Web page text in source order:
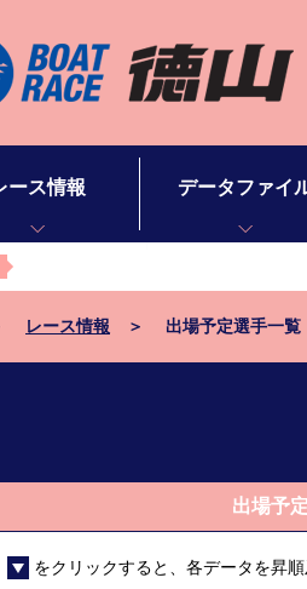
ース情報
インデックス
選手一覧
ー抽選結果・前検タイムランキング
ース別選手成績
データファイ
ボートデータ
山口支部選手一覧
山口支部選手優勝
レース情報 出場予定選手一覧
出場予
をクリックすると、各データを昇